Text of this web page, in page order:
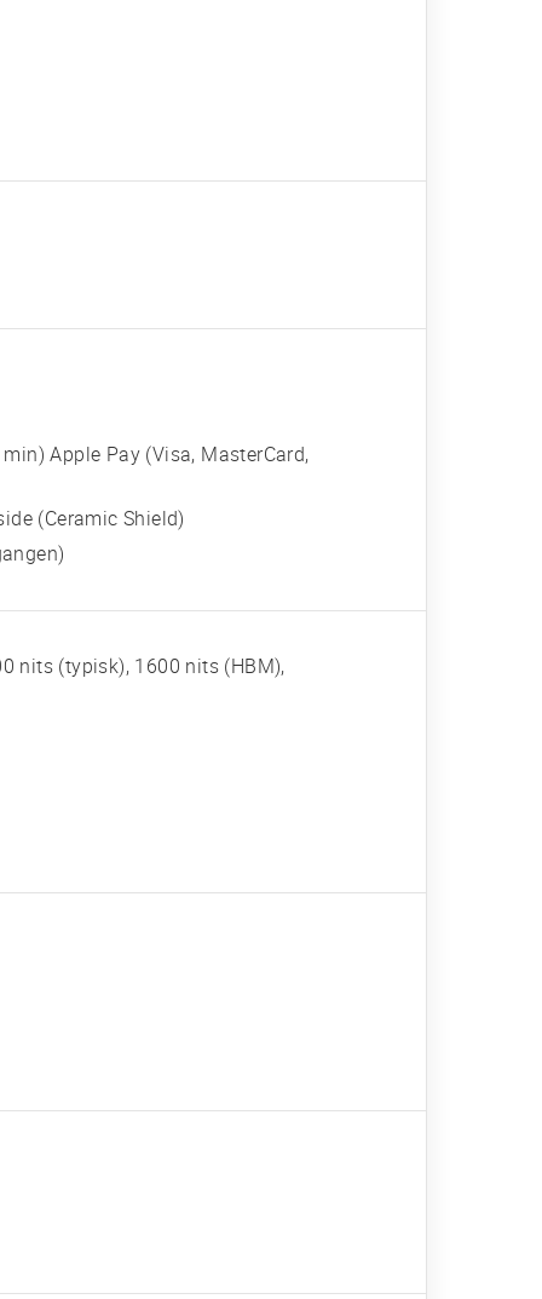
Apple Pay (Visa, MasterCard,
(Ceramic Shield)
nits (typisk), 1600 nits (HBM),